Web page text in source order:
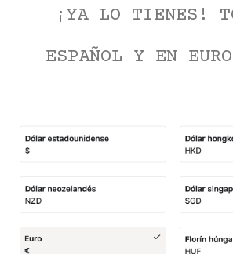
¡YA LO TIENES!
ESPAÑOL Y EN